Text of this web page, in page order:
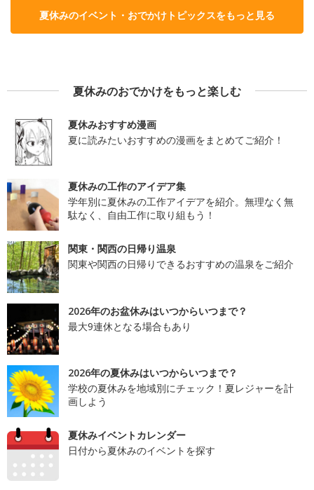
夏休みのイベント・おでかけトピックスをもっと見る
夏休みのおでかけをもっと楽しむ
夏休みおすすめ漫画
夏に読みたいおすすめの漫画をまとめてご紹介！
夏休みの工作のアイデア集
学年別に夏休みの工作アイデアを紹介。無理なく無
駄なく、自由工作に取り組もう！
関東・関西の日帰り温泉
関東や関西の日帰りできるおすすめの温泉をご紹介
2026年のお盆休みはいつからいつまで？
最大9連休となる場合もあり
2026年の夏休みはいつからいつまで？
学校の夏休みを地域別にチェック！夏レジャーを計
画しよう
夏休みイベントカレンダー
日付から夏休みのイベントを探す